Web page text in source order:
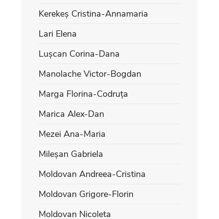
Kerekeș Cristina-Annamaria
Lari Elena
Lușcan Corina-Dana
Manolache Victor-Bogdan
Marga Florina-Codruța
Marica Alex-Dan
Mezei Ana-Maria
Mileșan Gabriela
Moldovan Andreea-Cristina
Moldovan Grigore-Florin
Moldovan Nicoleta